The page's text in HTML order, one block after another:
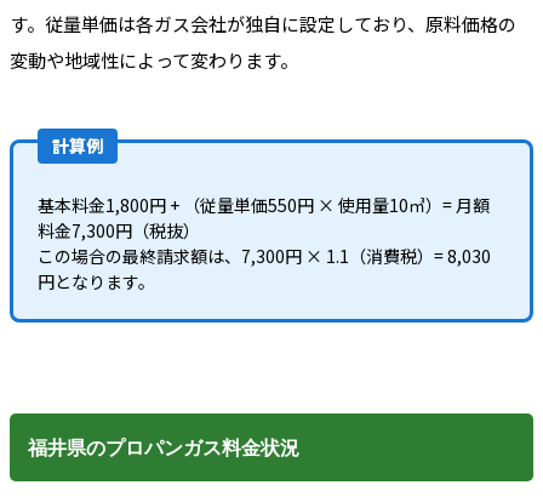
す。従量単価は各ガス会社が独自に設定しており、原料価格の
変動や地域性によって変わります。
計算例
基本料金1,800円 + （従量単価550円 × 使用量10㎥）= 月額
料金7,300円（税抜）
この場合の最終請求額は、7,300円 × 1.1（消費税）= 8,030
円となります。
福井県のプロパンガス料金状況